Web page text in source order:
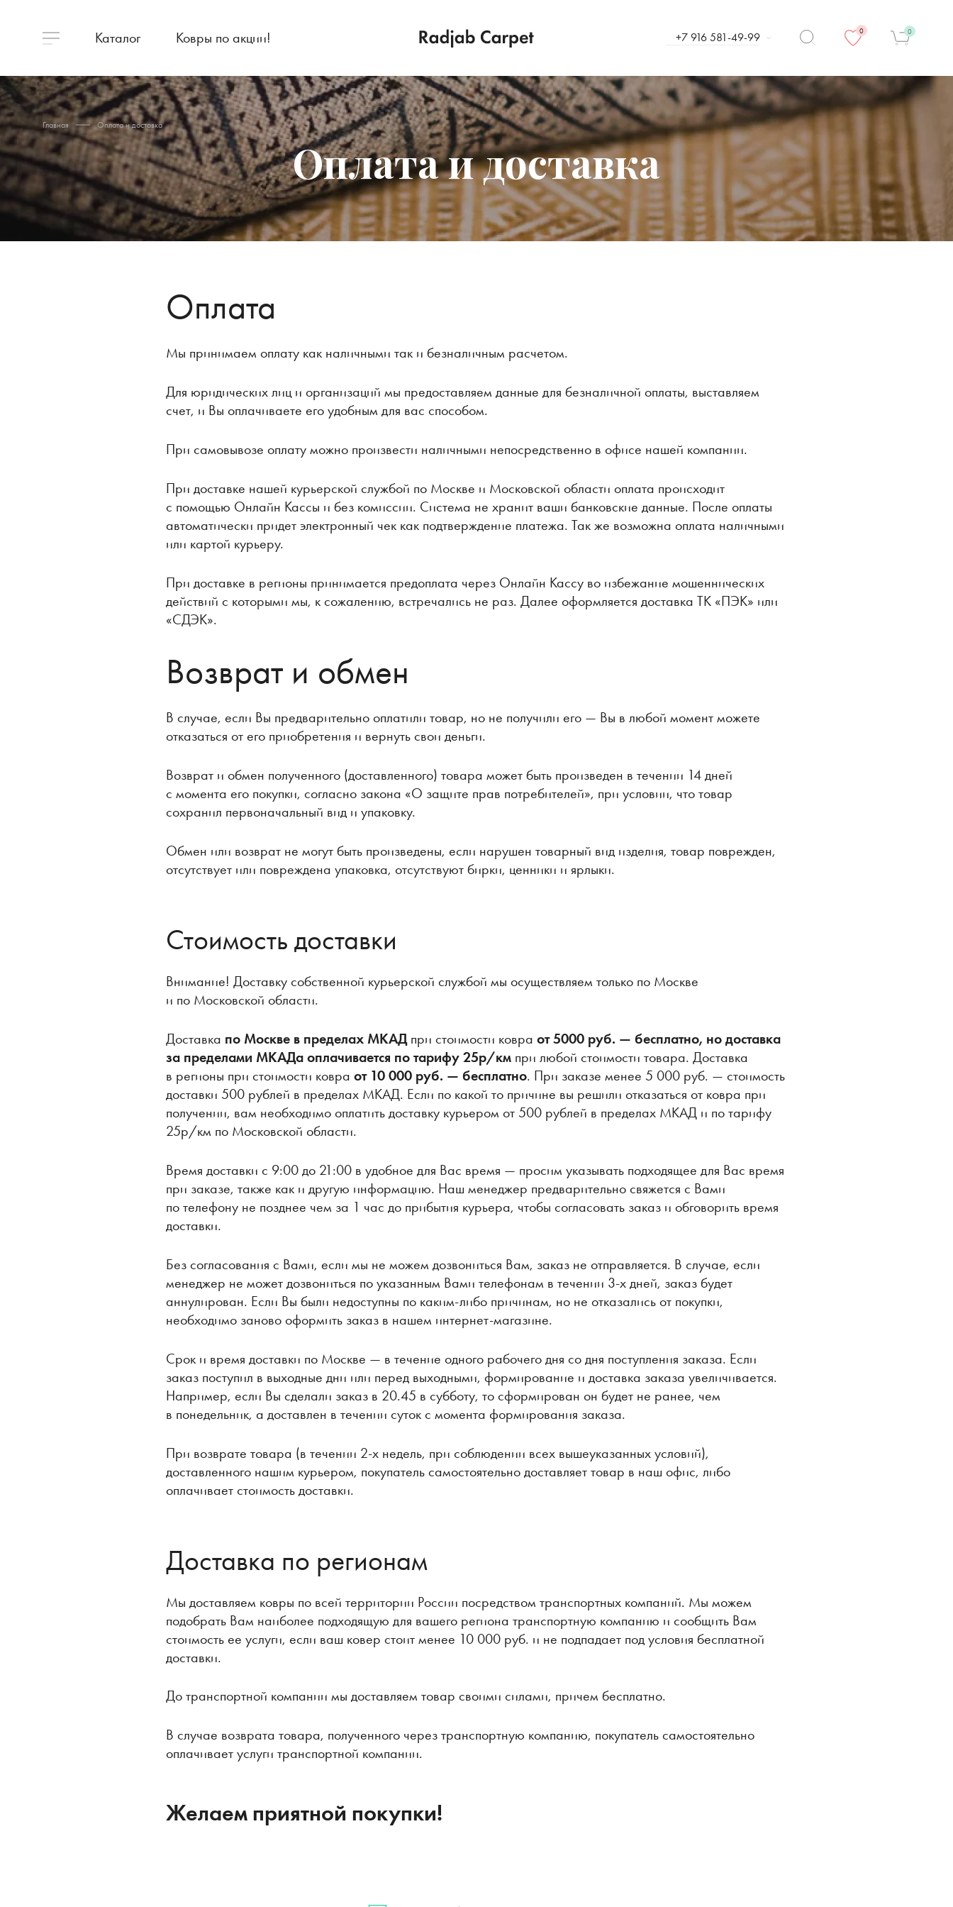
Каталог Ковры по акции! +7 916 581-49-99 0 0
Главная Оплата и доставка
Оплата и доставка
Оплата
Мы принимаем оплату как наличными так и безналичным расчетом.
Для юридических лиц и организаций мы предоставляем данные для безналичной оплаты, выставляем
счет, и Вы оплачиваете его удобным для вас способом.
При самовывозе оплату можно произвести наличными непосредственно в офисе нашей компании.
При доставке нашей курьерской службой по Москве и Московской области оплата происходит
с помощью Онлайн Кассы и без комиссии. Система не хранит ваши банковские данные. После оплаты
автоматически придет электронный чек как подтверждение платежа. Так же возможна оплата наличными
или картой курьеру.
При доставке в регионы принимается предоплата через Онлайн Кассу во избежание мошеннических
действий с которыми мы, к сожалению, встречались не раз. Далее оформляется доставка ТК «ПЭК» или
«СДЭК».
Возврат и обмен
В случае, если Вы предварительно оплатили товар, но не получили его — Вы в любой момент можете
отказаться от его приобретения и вернуть свои деньги.
Возврат и обмен полученного (доставленного) товара может быть произведен в течении 14 дней
с момента его покупки, согласно закона «О защите прав потребителей», при условии, что товар
сохранил первоначальный вид и упаковку.
Обмен или возврат не могут быть произведены, если нарушен товарный вид изделия, товар поврежден,
отсутствует или повреждена упаковка, отсутствуют бирки, ценники и ярлыки.
Стоимость доставки
Внимание! Доставку собственной курьерской службой мы осуществляем только по Москве
и по Московской области.
Доставка по Москве в пределах МКАДпри стоимости ковра от 5000 руб. — бесплатно, но доставка
за пределами МКАДа оплачивается по тарифу 25р/км при любой стоимости товара. Доставка
в регионы при стоимости ковра от 10 000 руб. — бесплатно. При заказе менее 5 000 руб. — стоимость
доставки 500 рублей в пределах МКАД. Если по какой то причине вы решили отказаться от ковра при
получении, вам необходимо оплатить доставку курьером от 500 рублей в пределах МКАД и по тарифу
25р/км по Московской области.
Время доставки с 9:00 до 21:00 в удобное для Вас время — просим указывать подходящее для Вас время
при заказе, также как и другую информацию. Наш менеджер предварительно свяжется с Вами
по телефону не позднее чем за 1 час до прибытия курьера, чтобы согласовать заказ и обговорить время
доставки.
Без согласования с Вами, если мы не можем дозвониться Вам, заказ не отправляется. В случае, если
менеджер не может дозвониться по указанным Вами телефонам в течении 3-х дней, заказ будет
аннулирован. Если Вы были недоступны по каким-либо причинам, но не отказались от покупки,
необходимо заново оформить заказ в нашем интернет-магазине.
Срок и время доставки по Москве — в течение одного рабочего дня со дня поступления заказа. Если
заказ поступил в выходные дни или перед выходными, формирование и доставка заказа увеличивается.
Например, если Вы сделали заказ в 20.45 в субботу, то сформирован он будет не ранее, чем
в понедельник, а доставлен в течении суток с момента формирования заказа.
При возврате товара (в течении 2-х недель, при соблюдении всех вышеуказанных условий),
доставленного нашим курьером, покупатель самостоятельно доставляет товар в наш офис, либо
оплачивает стоимость доставки.
Доставка по регионам
Мы доставляем ковры по всей территории России посредством транспортных компаний. Мы можем
подобрать Вам наиболее подходящую для вашего региона транспортную компанию и сообщить Вам
стоимость ее услуги, если ваш ковер стоит менее 10 000 руб. и не подпадает под условия бесплатной
доставки.
До транспортной компании мы доставляем товар своими силами, причем бесплатно.
В случае возврата товара, полученного через транспортную компанию, покупатель самостоятельно
оплачивает услуги транспортной компании.
Желаем приятной покупки!